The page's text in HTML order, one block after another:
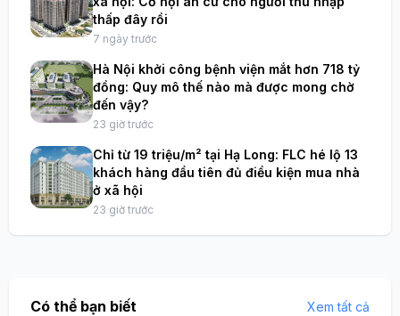
thấp đây rồi
7 ngày trước
Hà Nội khởi công bệnh viện mắt hơn 718 tỷ
đồng: Quy mô thế nào mà được mong chờ
đến vậy?
23 giờ trước
Chỉ từ 19 triệu/m² tại Hạ Long: FLC hé lộ 13
khách hàng đầu tiên đủ điều kiện mua nhà
ở xã hội
23 giờ trước
Có thể bạn biết Xem tất cả